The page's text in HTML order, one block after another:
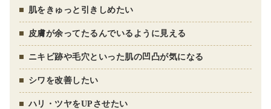
肌をきゅっと引きしめたい
皮膚が余ってたるんでいるように見える
ニキビ跡や毛穴といった肌の凹凸が気になる
シワを改善したい
ハリ・ツヤをUPさせたい